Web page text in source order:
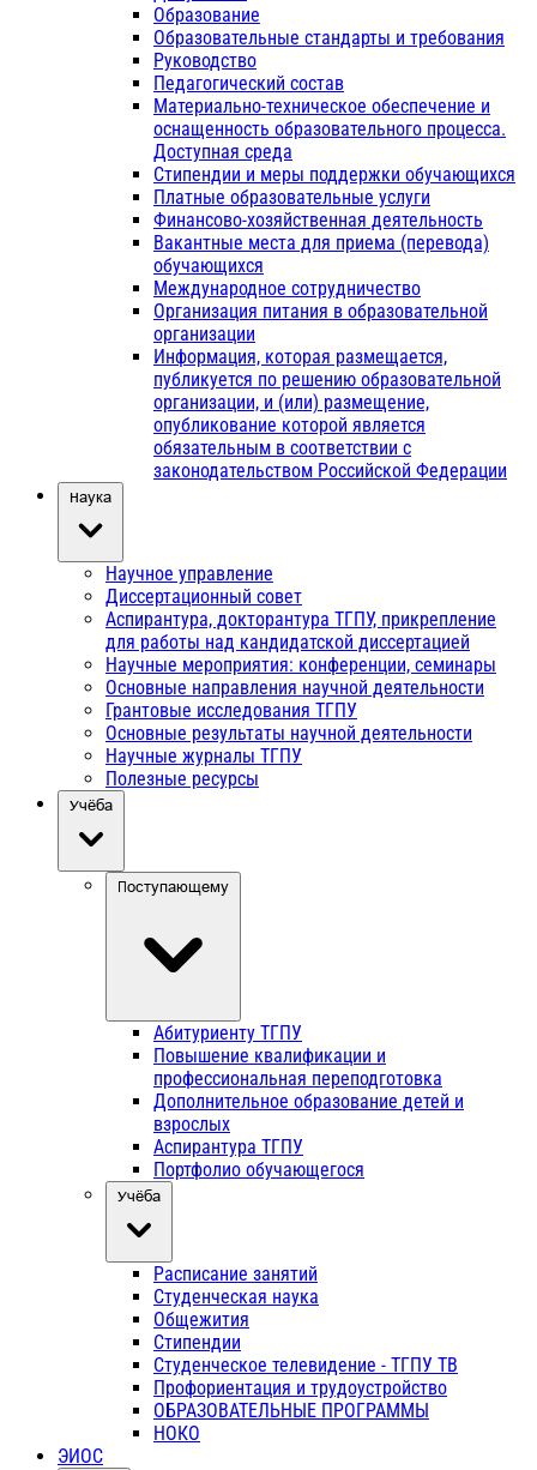
Образование
Образовательные стандарты и требования
Руководство
Педагогический состав
Материально-техническое обеспечение и
оснащенность образовательного процесса.
Доступная среда
Стипендии и меры поддержки обучающихся
Платные образовательные услуги
Финансово-хозяйственная деятельность
Вакантные места для приема (перевода)
обучающихся
Международное сотрудничество
Организация питания в образовательной
организации
Информация, которая размещается,
публикуется по решению образовательной
организации, и (или) размещение,
опубликование которой является
обязательным в соответствии с
законодательством Российской Федерации
Наука
Научное управление
Диссертационный совет
Аспирантура, докторантура ТГПУ, прикрепление
для работы над кандидатской диссертацией
Научные мероприятия: конференции, семинары
Основные направления научной деятельности
Грантовые исследования ТГПУ
Основные результаты научной деятельности
Научные журналы ТГПУ
Полезные ресурсы
Учёба
Поступающему
Абитуриенту ТГПУ
Повышение квалификации и
профессиональная переподготовка
Дополнительное образование детей и
взрослых
Аспирантура ТГПУ
Портфолио обучающегося
Учёба
Расписание занятий
Студенческая наука
Общежития
Стипендии
Студенческое телевидение - ТГПУ ТВ
Профориентация и трудоустройство
ОБРАЗОВАТЕЛЬНЫЕ ПРОГРАММЫ
НОКО
ЭИОС